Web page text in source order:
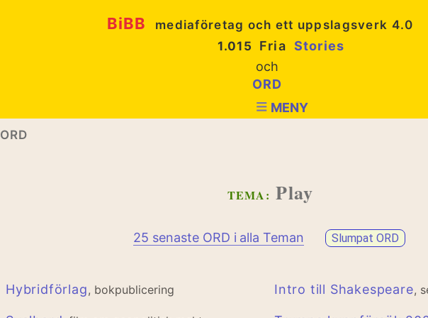
BiBB
mediaföretag och ett uppslagsverk 4.0
1.015
Fria Stories
och
ORD
MENY
ORD
TEMA: Play
25 senaste ORD i alla Teman Slumpat ORD
Hybridförlag, bokpublicering Intro till Shakespeare,